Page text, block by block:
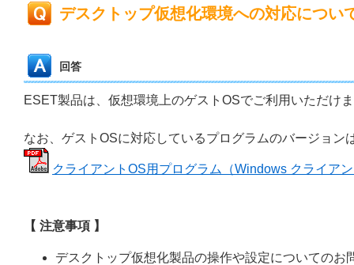
デスクトップ仮想化環境への対応につい
回答
ESET製品は、仮想環境上のゲストOSでご利用いただけ
なお、ゲストOSに対応しているプログラムのバージョン
クライアントOS用プログラム（Windows クライア
【 注意事項 】
デスクトップ仮想化製品の操作や設定についての